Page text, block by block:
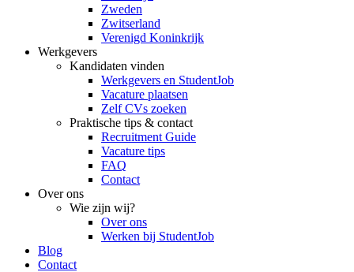
Zweden
Zwitserland
Verenigd Koninkrijk
Werkgevers
Kandidaten vinden
Werkgevers en StudentJob
Vacature plaatsen
Zelf CVs zoeken
Praktische tips & contact
Recruitment Guide
Vacature tips
FAQ
Contact
Over ons
Wie zijn wij?
Over ons
Werken bij StudentJob
Blog
Contact